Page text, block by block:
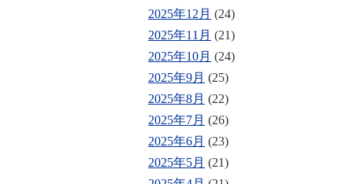
2025年12月 (24)
2025年11月 (21)
2025年10月 (24)
2025年9月 (25)
2025年8月 (22)
2025年7月 (26)
2025年6月 (23)
2025年5月 (21)